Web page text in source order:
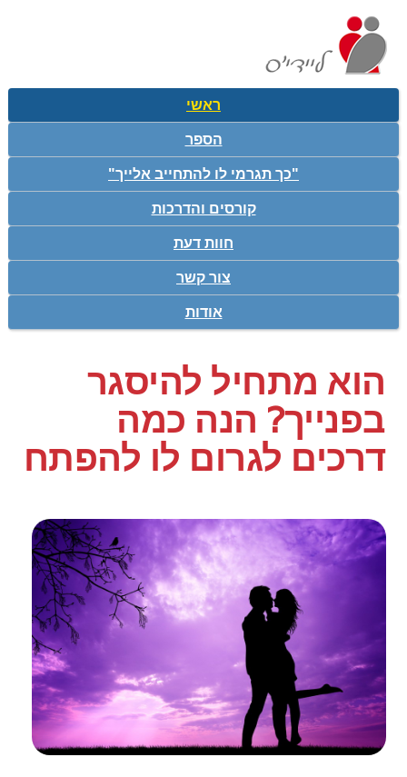
ראשי
הספר
"כך תגרמי לו להתחייב אלייך"
קורסים והדרכות
חוות דעת
צור קשר
אודות
הוא מתחיל להיסגר
בפנייך? הנה כמה
דרכים לגרום לו להפתח